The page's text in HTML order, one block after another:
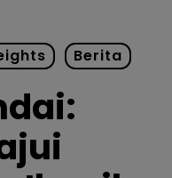
Berita